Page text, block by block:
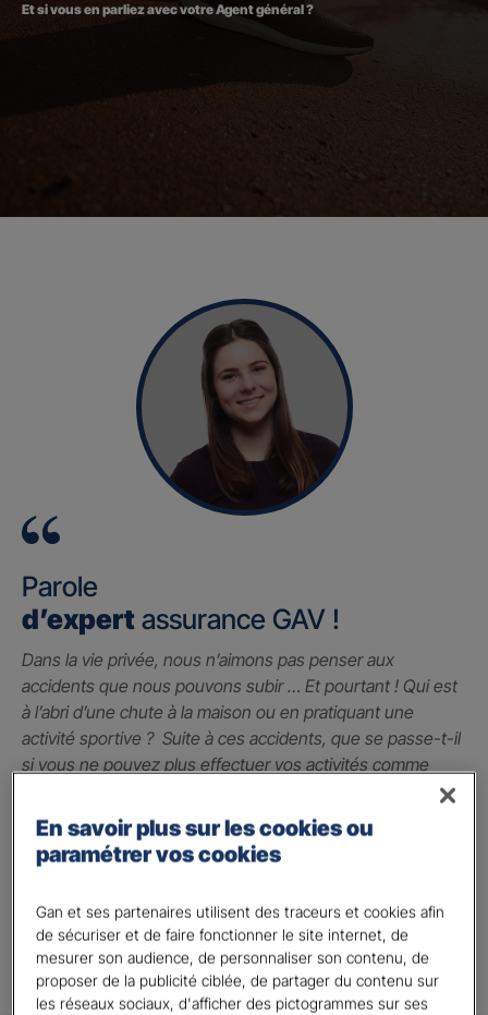
Et si vous en parliez avec votre Agent général ?
Parole
d’expert assurance GAV !
Dans la vie privée, nous n’aimons pas penser aux
accidents que nous pouvons subir … Et pourtant ! Qui est
à l’abri d’une chute à la maison ou en pratiquant une
activité sportive ? Suite à ces accidents, que se passe-t-il
si vous ne pouvez plus effectuer vos activités comme
contrat qui peut vous indemniser à hauteur du préjudice
subi grâce à un capital qui vous permet de faire face
jusqu’à 2 millions d’euros.
Alison A.
En savoir plus sur les cookies ou
paramétrer vos cookies
Gan et ses partenaires utilisent des traceurs et cookies afin
de sécuriser et de faire fonctionner le site internet, de
mesurer son audience, de personnaliser son contenu, de
proposer de la publicité ciblée, de partager du contenu sur
les réseaux sociaux, d'afficher des pictogrammes sur ses